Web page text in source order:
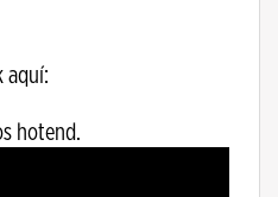
aquí:
hotend.